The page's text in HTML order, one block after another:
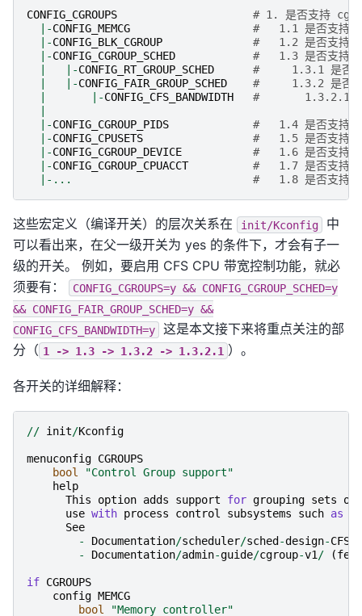
CONFIG_CGROUPS
# 1. 是否支持
|-CONFIG_MEMCG
#   1.1 是否支持
|-CONFIG_BLK_CGROUP
#   1.2 是否支持
|-CONFIG_CGROUP_SCHED
#   1.3 是否支持
|-CONFIG_RT_GROUP_SCHED
#     1.3.1 是否
|-CONFIG_FAIR_GROUP_SCHED
#     1.3.2 是否
|-CONFIG_CFS_BANDWIDTH
#       1.3.2.1 是
|-CONFIG_CGROUP_PIDS
#   1.4 是否支持
|-CONFIG_CPUSETS
#   1.5 是否支持
|-CONFIG_CGROUP_DEVICE
#   1.6 是否支持
|-CONFIG_CGROUP_CPUACCT
#   1.7 是否支持
|-...
#   1.8 是否支持
这些宏定义（编译开关）的层次关系在 init/Kconfig
中
可以看出来，在父一级开关为 yes 的条件下，才会有子一
级的开关。 例如，要启用 CFS CPU 带宽控制功能，就必
须要有：
CONFIG_CGROUPS=y && CONFIG_CGROUP_SCHED=y
&& CONFIG_FAIR_GROUP_SCHED=y &&
CONFIG_CFS_BANDWIDTH=y
这是本文接下来将重点关注的部
分（ 1 -> 1.3 -> 1.3.2 -> 1.3.2.1 ）。
各开关的详细解释：
// init/Kconfig
menuconfig CGROUPS
bool
"Control Group support"
help
This
option adds support for grouping sets
of
use with process control subsystems such as
See
-
Documentation/scheduler/sched -design-CFS
-
Documentation/admin-guide/cgroup-v1/ (
if CGROUPS
config MEMCG
bool
"Memory controller"